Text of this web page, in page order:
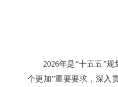
2026年是“十五五”
个更加”重要要求，深入